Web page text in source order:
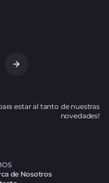
estar al tanto de nuestras
novedades!
de Nosotros